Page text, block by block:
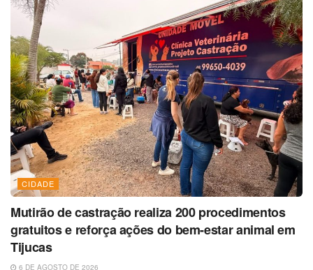
CIDADE
Mutirão de castração realiza 200 procedimentos
gratuitos e reforça ações do bem-estar animal em
Tijucas
6 DE AGOSTO DE 2026